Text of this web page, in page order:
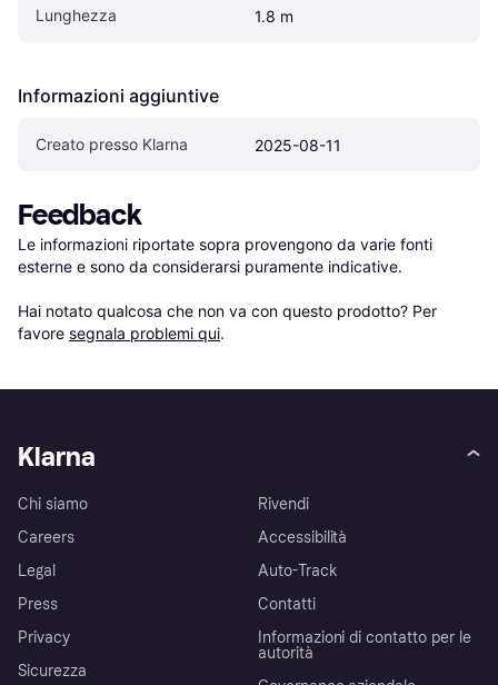
Lunghezza 1.8 m
Informazioni aggiuntive
Creato presso Klarna 2025-08-11
Feedback
Le informazioni riportate sopra provengono da varie fonti
esterne e sono da considerarsi puramente indicative.
Hai notato qualcosa che non va con questo prodotto? Per
favore segnala problemi qui.
Klarna
Chi siamo
Careers
Legal
Press
Privacy
Sicurezza
Rivendi
Accessibilità
Auto-Track
Contatti
Informazioni di contatto per le
autorità